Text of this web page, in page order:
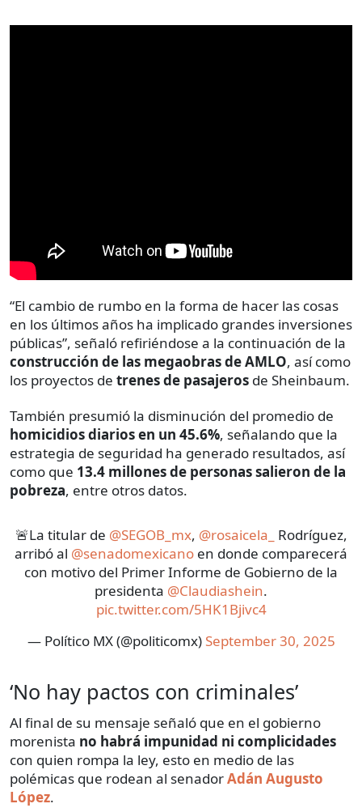
“El cambio de rumbo en la forma de hacer las cosas
en los últimos años ha implicado grandes inversiones
públicas”, señaló refiriéndose a la continuación de la
construcción de las megaobras de AMLO, así como
los proyectos de trenes de pasajeros de Sheinbaum.
También presumió la disminución del promedio de
homicidios diarios en un 45.6%, señalando que la
estrategia de seguridad ha generado resultados, así
como que 13.4 millones de personas salieron de la
pobreza, entre otros datos.
🚨La titular de @SEGOB_mx, @rosaicela_
Rodríguez,
arribó al @senadomexicano en donde comparecerá
con motivo del Primer Informe de Gobierno de la
presidenta @Claudiashein.
pic.twitter.com/5HK1Bjivc4
— Político MX (@politicomx) September 30, 2025
‘No hay pactos con criminales’
Al final de su mensaje señaló que en el gobierno
morenista no habrá impunidad ni complicidades
con quien rompa la ley, esto en medio de las
polémicas que rodean al senadorAdán Augusto
López.